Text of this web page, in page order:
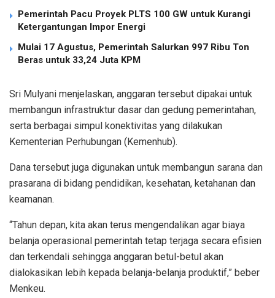
Pemerintah Pacu Proyek PLTS 100 GW untuk Kurangi
Ketergantungan Impor Energi
Mulai 17 Agustus, Pemerintah Salurkan 997 Ribu Ton
Beras untuk 33,24 Juta KPM
Sri Mulyani menjelaskan, anggaran tersebut dipakai untuk
membangun infrastruktur dasar dan gedung pemerintahan,
serta berbagai simpul konektivitas yang dilakukan
Kementerian Perhubungan (Kemenhub).
Dana tersebut juga digunakan untuk membangun sarana dan
prasarana di bidang pendidikan, kesehatan, ketahanan dan
keamanan.
“Tahun depan, kita akan terus mengendalikan agar biaya
belanja operasional pemerintah tetap terjaga secara efisien
dan terkendali sehingga anggaran betul-betul akan
dialokasikan lebih kepada belanja-belanja produktif,” beber
Menkeu.